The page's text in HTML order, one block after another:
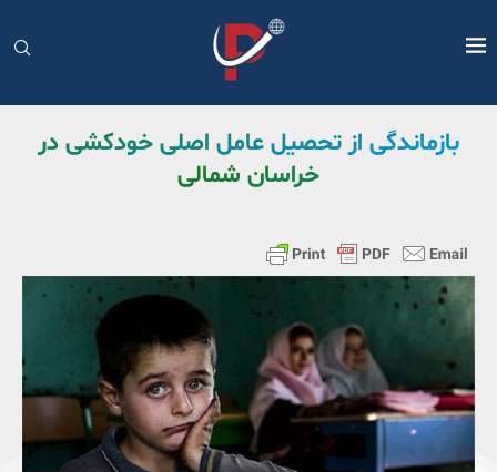
بازماندگی از تحصیل عامل اصلی خودکشی در
خراسان شمالی